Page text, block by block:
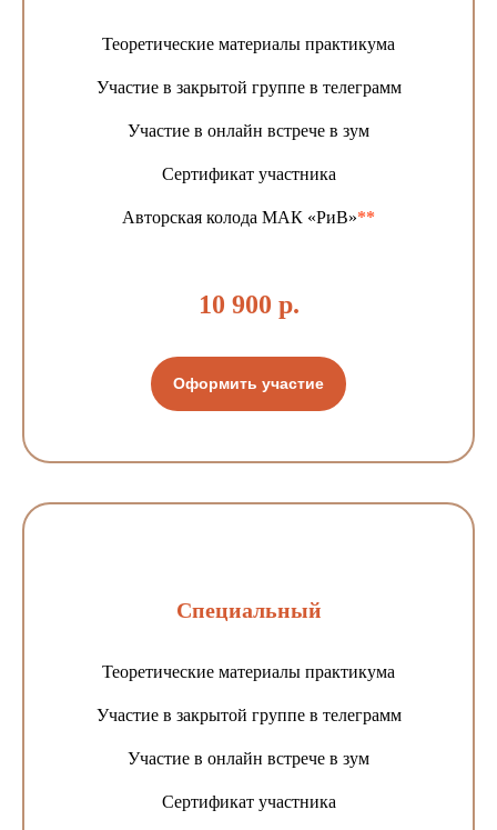
Теоретические материалы практикума
Участие в закрытой группе в телеграмм
Участие в онлайн встрече в зум
Сертификат участника
Авторская колода МАК «РиВ»**
10 900 р.
Оформить участие
Специальный
Теоретические материалы практикума
Участие в закрытой группе в телеграмм
Участие в онлайн встрече в зум
Сертификат участника